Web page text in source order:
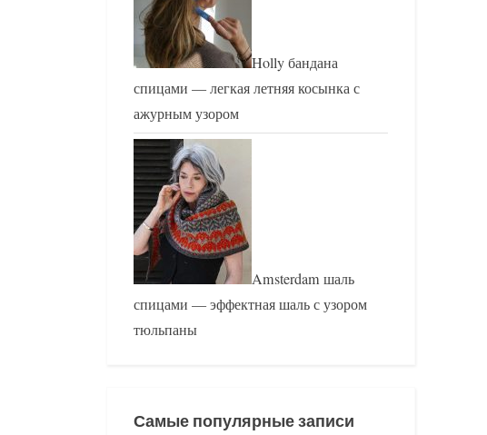
Holly бандана
спицами — легкая летняя косынка с
ажурным узором
Amsterdam шаль
спицами — эффектная шаль с узором
тюльпаны
Самые популярные записи